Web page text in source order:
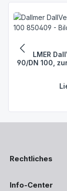
DALLMER
90/DN 100,
Rechtliches
Info-Center